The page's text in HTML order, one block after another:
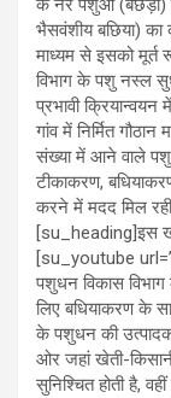
के नर पशुओं (बछड़ों)
भैसवंशीय बछिया) का
माध्यम से इसको
विभाग के पशु नस्ल
प्रभावी
गांव में निर्मित
संख्या में आने वाले
टीकाकरण,
करने में मदद मिल
[su_heading]इस
[su_youtube
पशुधन विकास
लिए बधियाकरण के
के पशुधन की
ओर जहां खेती-
सुनिश्चित होती है,